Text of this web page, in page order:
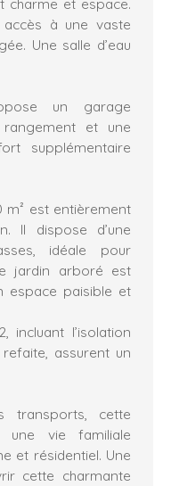
charme et espace.
accès à une vaste
Une salle d’eau
un garage
et une
supplémentaire
m² est entièrement
Il dispose d’une
idéale pour
jardin arboré est
espace paisible et
incluant l’isolation
assurent un
transports, cette
vie familiale
et résidentiel. Une
cette charmante